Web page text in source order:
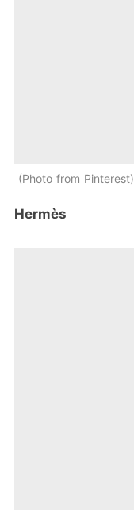
Photo from Pinterest
Hermès